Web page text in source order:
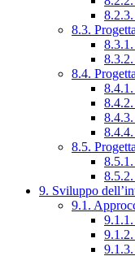
8.3.
8.4.
8.5.
9. Sviluppo
9.1.